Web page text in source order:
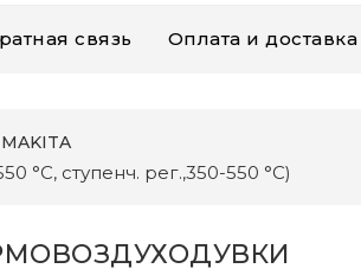
связь Оплата и доставка
MAKITA
°С, ступенч. рег.,350-550 °С)